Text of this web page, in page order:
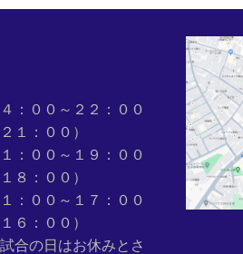
００～２２：００
１：００）
：００～１９：００
８：００）
：００～１７：００
６：００）
合の日はお休みとさ